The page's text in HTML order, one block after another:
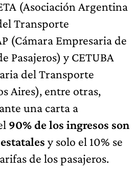
(Asociación Argentina
Transporte
(Cámara Empresaria de
Pasajeros) y CETUBA
del Transporte
Aires), entre otras,
una carta a
90% de los ingresos son
y solo el 10% se
de los pasajeros.